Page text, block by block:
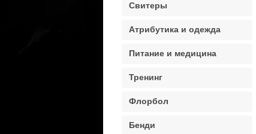
Свитеры
Атрибутика и одежда
Питание и медицина
Тренинг
Флорбол
Бенди